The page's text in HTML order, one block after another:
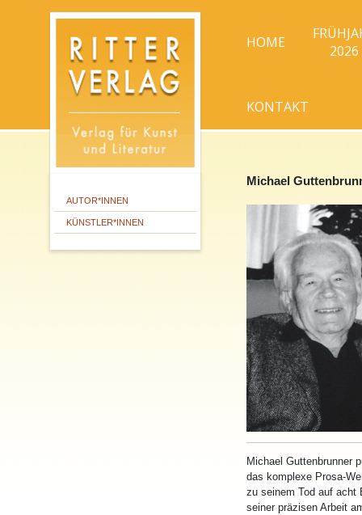
HOME
2026
KONTAKT
AUTOR*INNEN
KÜNSTLER*INNEN
Michael
Michael Guttenbrunner
das komplexe Prosa-
zu seinem Tod auf acht
seiner präzisen Arbeit